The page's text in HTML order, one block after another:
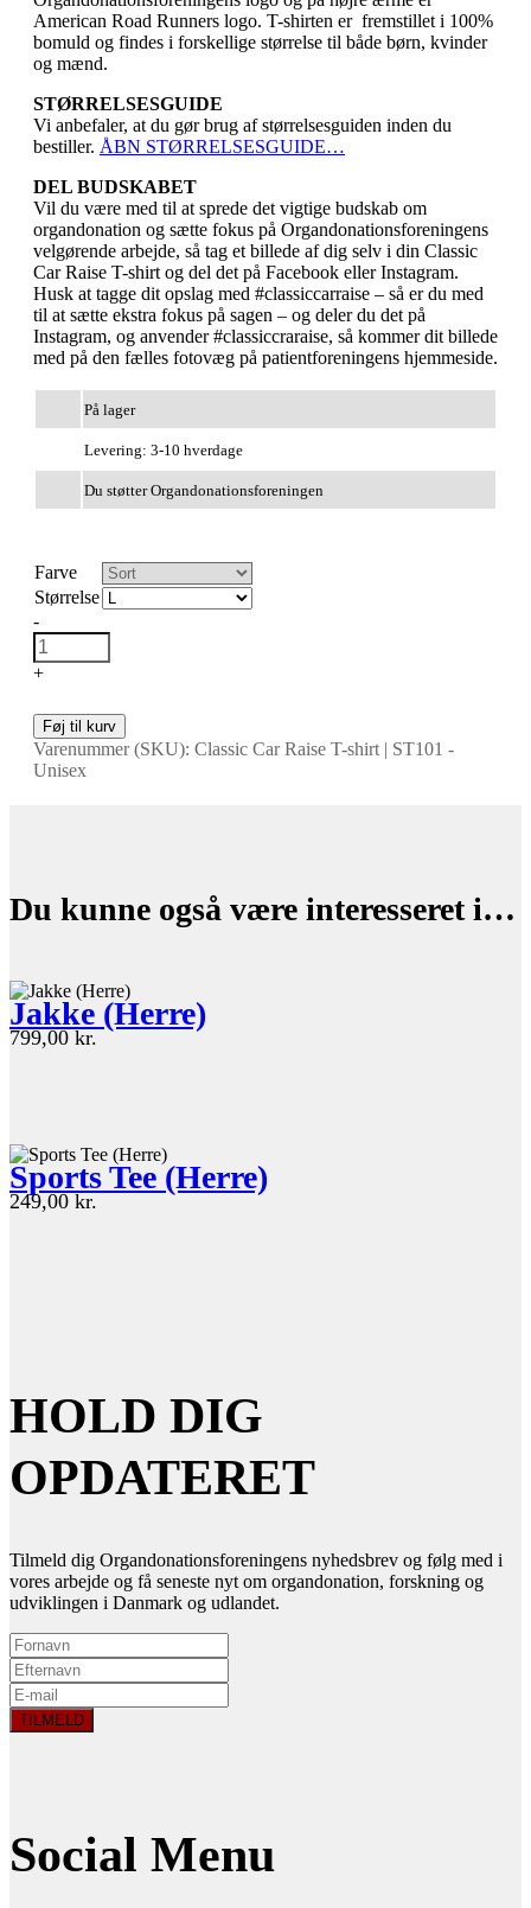
American Road Runners logo. T-shirten er fremstillet i 100%
bomuld og findes i forskellige størrelse til både børn, kvinder
og mænd.
STØRRELSESGUIDE
Vi anbefaler, at du gør brug af størrelsesguiden inden du
bestiller. ÅBN STØRRELSESGUIDE…
DEL BUDSKABET
Vil du være med til at sprede det vigtige budskab om
organdonation og sætte fokus på Organdonationsforeningens
velgørende arbejde, så tag et billede af dig selv i din Classic
Car Raise T-shirt og del det på Facebook eller Instagram.
Husk at tagge dit opslag med #classiccarraise – så er du med
til at sætte ekstra fokus på sagen – og deler du det på
Instagram, og anvender #classiccraraise, så kommer dit billede
med på den fælles fotovæg på patientforeningens hjemmeside.
På lager
Levering: 3-10 hverdage
Du støtter Organdonationsforeningen
Farve
Størrelse
-
+
Føj til kurv
Varenummer (SKU): Classic Car Raise T-shirt | ST101 -
Unisex
Du kunne også være interesseret i…
Jakke (Herre)
799,00kr.
Sports Tee (Herre)
249,00kr.
HOLD DIG
OPDATERET
Tilmeld dig Organdonationsforeningens nyhedsbrev og følg med i
vores arbejde og få seneste nyt om organdonation, forskning og
udviklingen i Danmark og udlandet.
Social Menu